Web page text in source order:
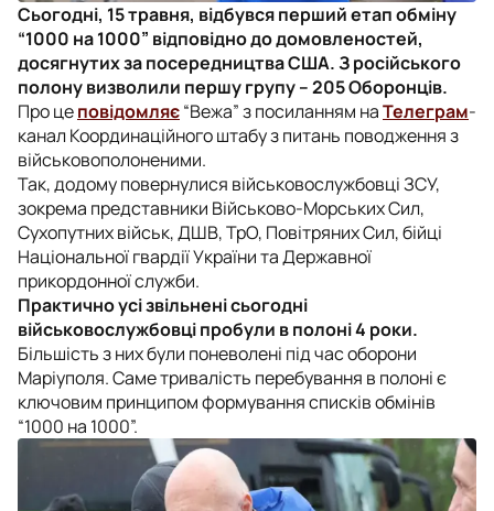
Сьогодні, 15 травня, відбувся перший етап обміну
“1000 на 1000” відповідно до домовленостей,
досягнутих за посередництва США. З російського
полону визволили першу групу – 205 Оборонців.
Про цеповідомляє“Вежа” з посиланням наТелеграм-
канал Координаційного штабу з питань поводження з
військовополоненими.
Так, додому повернулися військовослужбовці ЗСУ,
зокрема представники Військово-Морських Сил,
Сухопутних військ, ДШВ, ТрО, Повітряних Сил, бійці
Національної гвардії України та Державної
прикордонної служби.
Практично усі звільнені сьогодні
військовослужбовці пробули в полоні 4 роки.
Більшість з них були поневолені під час оборони
Маріуполя. Саме тривалість перебування в полоні є
ключовим принципом формування списків обмінів
“1000 на 1000”.